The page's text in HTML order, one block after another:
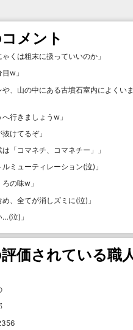
メント
ゃくは粗末に扱っていいのか 」
目w 」
や、山の中にある古墳石室内によくい
へ行きましょうw 」
抜けてるぞ」
「コマネチ、コマネチー」
」
ルミューティレーション(泣) 」
ろの味w 」
め、全てが消しズミに(泣) 」
…(泣) 」
価されている職